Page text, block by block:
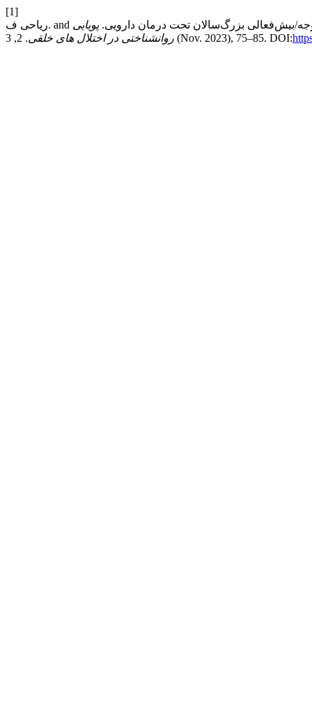
[1]
پویایی
روانشناختی در اختلال های خلقی . 2, 3 (Nov. 2023), 75–85. DOI: